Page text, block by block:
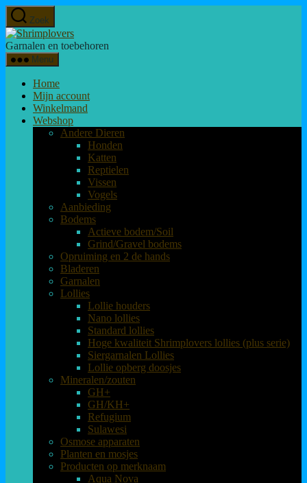
Overslaan
naar
de
inhoud
Zoek
Shrimplovers
Garnalen en toebehoren
Menu
Home
Mijn account
Winkelmand
Webshop
Andere Dieren
Honden
Katten
Reptielen
Vissen
Vogels
Aanbieding
Bodems
Actieve bodem/Soil
Grind/Gravel bodems
Opruiming en 2 de hands
Bladeren
Garnalen
Lollies
Lollie houders
Nano lollies
Standard lollies
Hoge kwaliteit Shrimplovers lollies (plus serie)
Siergarnalen Lollies
Lollie opberg doosjes
Mineralen/zouten
GH+
GH/KH+
Refugium
Sulawesi
Osmose apparaten
Planten en mosjes
Producten op merknaam
Aqua Nova